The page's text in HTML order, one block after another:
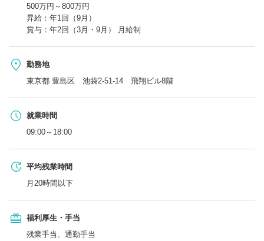
500万円～800万円
昇給：年1回（9月）
賞与：年2回（3月・9月） 月給制
勤務地
東京都 豊島区 池袋2-51-14 飛翔ビル8階
就業時間
09:00～18:00
平均残業時間
月20時間以下
福利厚生・手当
残業手当、通勤手当